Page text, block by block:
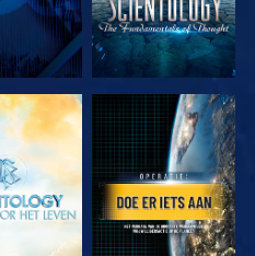
DE
KIJK